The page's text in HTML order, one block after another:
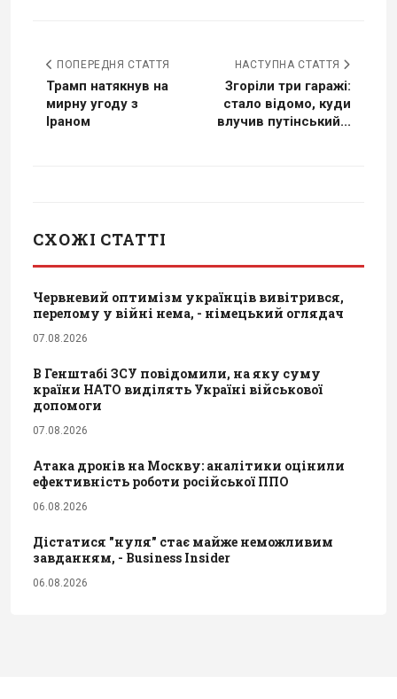
ПОПЕРЕДНЯ СТАТТЯ
Трамп натякнув на
мирну угоду з
Іраном
НАСТУПНА СТАТТЯ
Згоріли три гаражі:
стало відомо, куди
влучив путінський...
СХОЖІ СТАТТІ
Червневий оптимізм українців вивітрився,
перелому у війні нема, - німецький оглядач
07.08.2026
В Генштабі ЗСУ повідомили, на яку суму
країни НАТО виділять Україні військової
допомоги
07.08.2026
Атака дронів на Москву: аналітики оцінили
ефективність роботи російської ППО
06.08.2026
Дістатися "нуля" стає майже неможливим
завданням, - Business Insider
06.08.2026